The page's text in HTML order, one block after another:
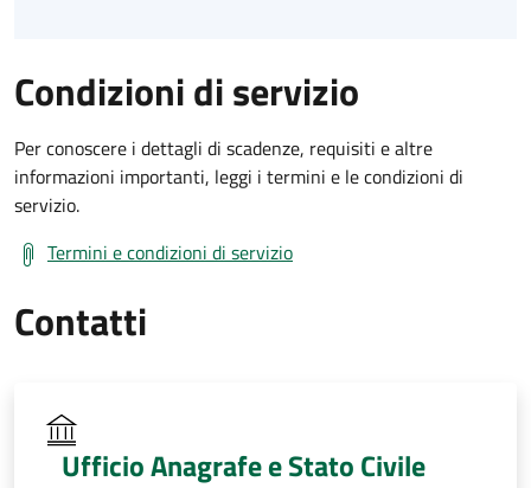
Condizioni di servizio
Per conoscere i dettagli di scadenze, requisiti e altre
informazioni importanti, leggi i termini e le condizioni di
servizio.
Termini e condizioni di servizio
Contatti
Ufficio Anagrafe e Stato Civile